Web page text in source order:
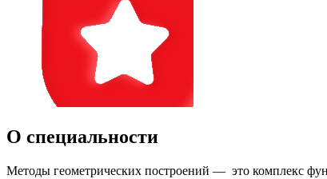
О специальности
Методы геометрических построений — это комплекс